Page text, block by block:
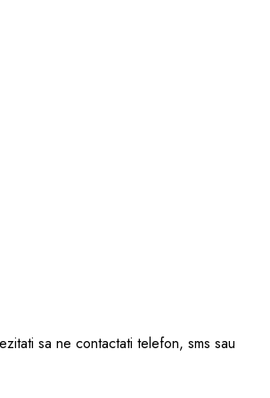
sa ne contactati telefon, sms sau